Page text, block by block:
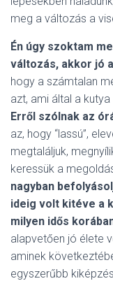
meg a változás a
Én úgy szoktam
változás, akkor jó
hogy a számtalan
azt, ami által a
Erről szólnak az
az, hogy “lassú”,
megtaláljuk,
keressük a
nagyban
ideig volt kitéve a
milyen idős
alapvetően jó élete
aminek
egyszerűbb